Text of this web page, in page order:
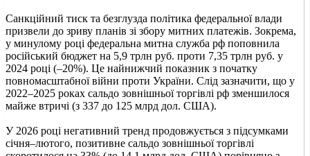
Санкційний тиск та безглузда політика федеральної влади
призвели до зриву планів зі збору митних платежів. Зокрема,
у минулому році федеральна митна служба рф поповнила
російський бюджет на 5,9 трлн руб. проти 7,35 трлн руб. у
2024 році (–20%). Це найнижчий показник з початку
повномасштабної війни проти України. Слід зазначити, що у
2022–2025 роках сальдо зовнішньої торгівлі рф зменшилося
майже втричі (з 337 до 125 млрд дол. США).
У 2026 році негативний тренд продовжується з підсумками
січня–лютого, позитивне сальдо зовнішньої торгівлі